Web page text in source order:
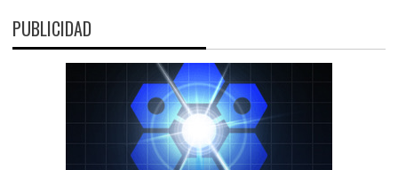
PUBLICIDAD